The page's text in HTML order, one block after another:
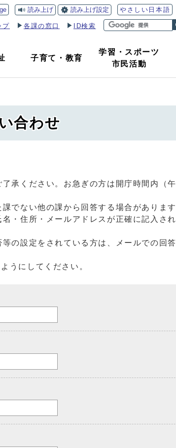
読み上げ 読み上げ設定 やさしい日本語
プ 各課の窓口 ID検索
子育て ・ 教育
学習・スポーツ
市民活動
合わせ
承ください。お急ぎの方は開庁時間内（
でない他の課から回答する場合があります
・住所・メールアドレスが正確に記入さ
の設定をされている方は、メールでの回
うにしてください。